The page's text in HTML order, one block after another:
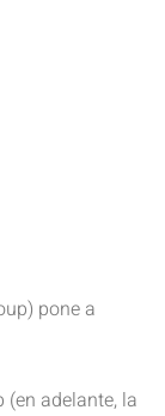
pone a
adelante, la